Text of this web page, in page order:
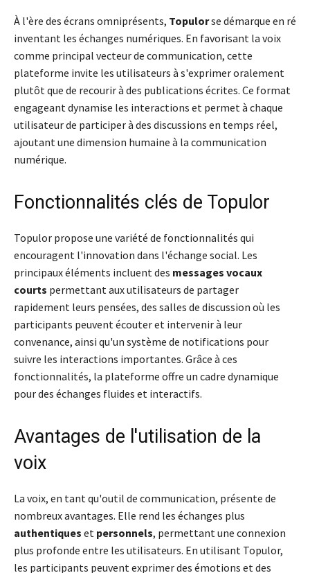
À l'ère des écrans omniprésents, Topulorse démarque en ré
inventant les échanges numériques. En favorisant la voix
comme principal vecteur de communication, cette
plateforme invite les utilisateurs à s'exprimer oralement
plutôt que de recourir à des publications écrites. Ce format
engageant dynamise les interactions et permet à chaque
utilisateur de participer à des discussions en temps réel,
ajoutant une dimension humaine à la communication
numérique.
Fonctionnalités clés de Topulor
Topulor propose une variété de fonctionnalités qui
encouragent l'innovation dans l'échange social. Les
principaux éléments incluent des messages vocaux
courts permettant aux utilisateurs de partager
rapidement leurs pensées, des salles de discussion où les
participants peuvent écouter et intervenir à leur
convenance, ainsi qu'un système de notifications pour
suivre les interactions importantes. Grâce à ces
fonctionnalités, la plateforme offre un cadre dynamique
pour des échanges fluides et interactifs.
Avantages de l'utilisation de la
voix
La voix, en tant qu'outil de communication, présente de
nombreux avantages. Elle rend les échanges plus
authentiques et personnels, permettant une connexion
plus profonde entre les utilisateurs. En utilisant Topulor,
les participants peuvent exprimer des émotions et des